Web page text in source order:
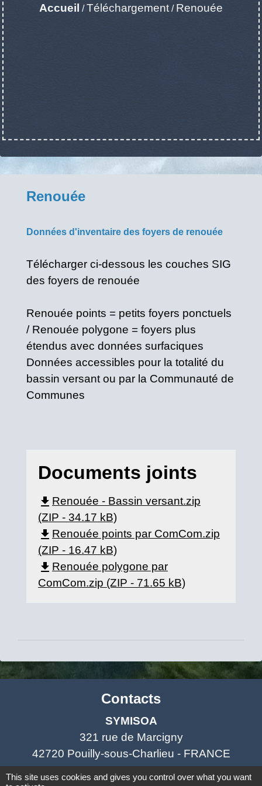
Accueil /Téléchargement / Renouée
Renouée
Données d'inventaire des foyers de renouée
Télécharger ci-dessous les couches SIG
des foyers de renouée
Renouée points = petits foyers ponctuels
/ Renouée polygone = foyers plus
étendus avec données surfaciques
Données accessibles pour la totalité du
bassin versant ou par la Communauté de
Communes
Documents joints
file_download Renouée - Bassin versant.zip
(ZIP - 34.17 kB)
file_download Renouée points par ComCom.zip
(ZIP - 16.47 kB)
file_download Renouée polygone par
ComCom.zip (ZIP - 71.65 kB)
Contacts
SYMISOA
321 rue de Marcigny
42720 Pouilly-sous-Charlieu - FRANCE
+33 4 77 60 97 91
This site uses cookies and gives you control over what you want